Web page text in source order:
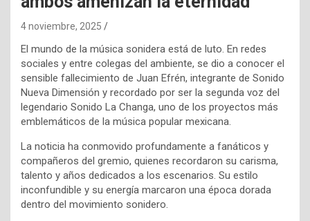
4 noviembre, 2025
El mundo de la música sonidera está de luto. En redes
sociales y entre colegas del ambiente, se dio a conocer el
sensible fallecimiento de Juan Efrén, integrante de Sonido
Nueva Dimensión y recordado por ser la segunda voz del
legendario Sonido La Changa, uno de los proyectos más
emblemáticos de la música popular mexicana.
La noticia ha conmovido profundamente a fanáticos y
compañeros del gremio, quienes recordaron su carisma,
talento y años dedicados a los escenarios. Su estilo
inconfundible y su energía marcaron una época dorada
dentro del movimiento sonidero.